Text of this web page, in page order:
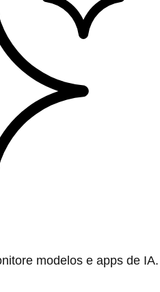
modelos e apps de IA.